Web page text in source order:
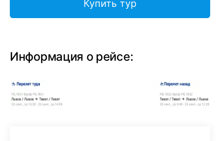
Купить тур
Информация о рейсе: